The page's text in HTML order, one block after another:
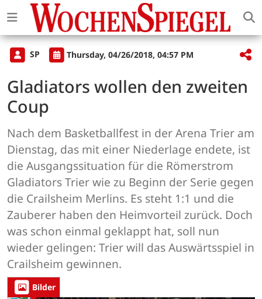
SP Thursday, 04/26/2018, 04:57 PM
Gladiators wollen den zweiten
Coup
Nach dem Basketballfest in der Arena Trier am
Dienstag, das mit einer Niederlage endete, ist
die Ausgangssituation für die Römerstrom
Gladiators Trier wie zu Beginn der Serie gegen
die Crailsheim Merlins. Es steht 1:1 und die
Zauberer haben den Heimvorteil zurück. Doch
was schon einmal geklappt hat, soll nun
wieder gelingen: Trier will das Auswärtsspiel in
Crailsheim gewinnen.
Bilder